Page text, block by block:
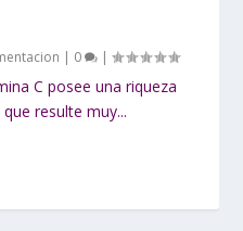
0 |
C posee una riqueza
resulte muy...